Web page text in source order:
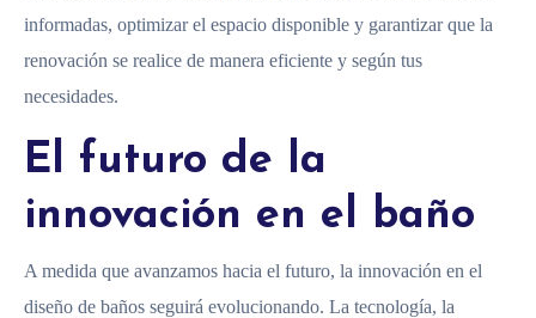
informadas, optimizar el espacio disponible y garantizar que la
renovación se realice de manera eficiente y según tus
necesidades.
El futuro de la
innovación en el baño
A medida que avanzamos hacia el futuro, la innovación en el
diseño de baños seguirá evolucionando. La tecnología, la